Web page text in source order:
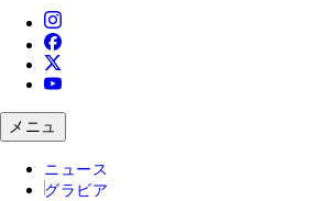
メニュ
ニュース
グラビア